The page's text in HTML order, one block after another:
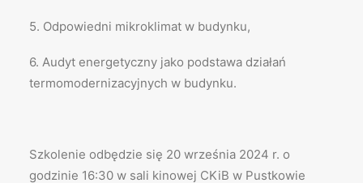
5. Odpowiedni mikroklimat w budynku,
6. Audyt energetyczny jako podstawa działań
termomodernizacyjnych w budynku.
Szkolenie odbędzie się 20 września 2024 r. o
godzinie 16:30 w sali kinowej CKiB w Pustkowie